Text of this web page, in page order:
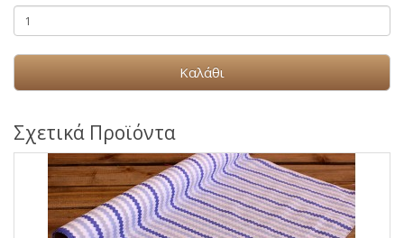
Καλάθι
Σχετικά Προϊόντα